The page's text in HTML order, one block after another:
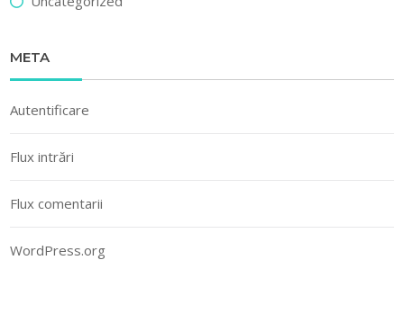
META
Autentificare
Flux intrări
Flux comentarii
WordPress.org